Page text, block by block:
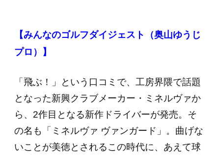
【みんなのゴルフダイジェスト（奥山ゆうじ
プロ）】
「飛ぶ！」という口コミで、工房界隈で話題
となった新興クラブメーカー・ミネルヴァか
ら、2作目となる新作ドライバーが発売。そ
の名も「ミネルヴァ ヴァンガード」。曲げな
いことが美徳とされるこの時代に、あえて球